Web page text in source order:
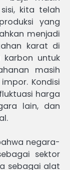
kita telah
yang
menjadi
karat di
karbon untuk
masih
Kondisi
harga
lain, dan
negara-
sektor
sebagai alat